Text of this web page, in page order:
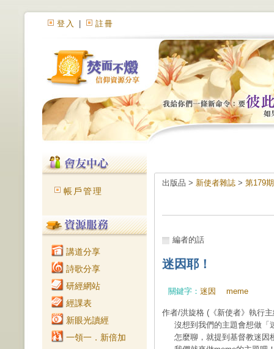
登入 註冊
帳戶管理
講道分享
詩歌分享
研經網站
經課表
新眼光讀經
一領一．新倍加
出版品 > 新使者雜誌 > 第179
編者的話
迷因耶！
關鍵字： 迷因 meme
作者/洪旋格 (《新使者》執行
沒想到我們的主題會想做「
怎麼聊，就提到基督教迷因